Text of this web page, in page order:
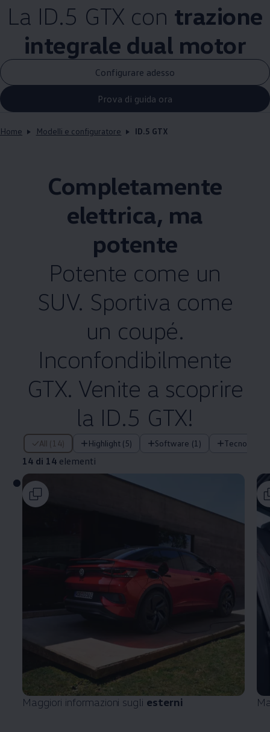
La ID.5 GTX con trazione
integrale dual motor
Configurare adesso
Prova di guida ora
Home Modelli e configuratore ID.5 GTX
Completamente
elettrica, ma
potente
Potente come un
SUV. Sportiva come
un coupé.
Inconfondibilmente
GTX. Venite a scoprire
la ID.5 GTX!
All (14) Highlight (5) Software (1) Tecnologia
14 di 14 elementi
14 di 14 elementi
Maggiori informazioni sugli esterni